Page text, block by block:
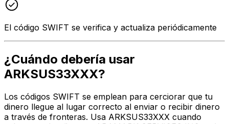
El código SWIFT se verifica y actualiza periódicamente
¿Cuándo debería usar
ARKSUS33XXX?
Los códigos SWIFT se emplean para cerciorar que tu
dinero llegue al lugar correcto al enviar o recibir dinero
a través de fronteras. Usa ARKSUS33XXX cuando